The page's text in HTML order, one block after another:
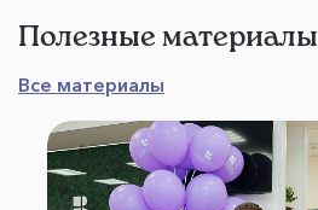
Полезные материалы
Все материалы